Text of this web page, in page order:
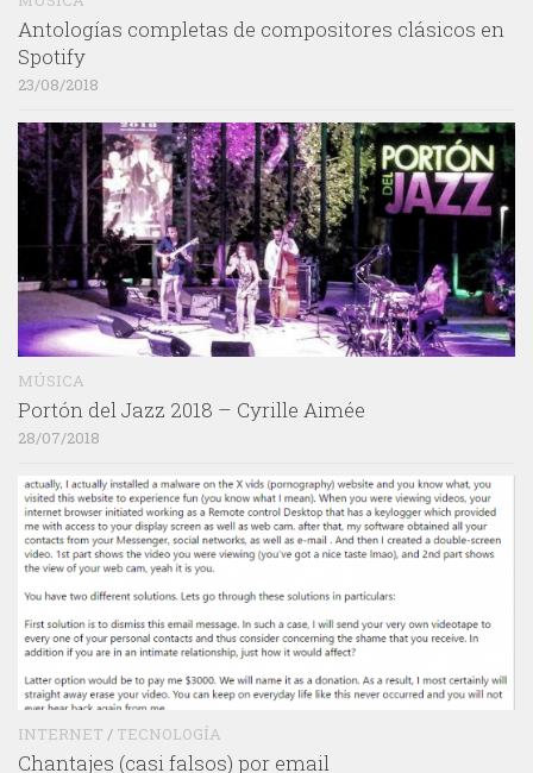
Antologías completas de compositores clásicos en
Spotify
23/08/2018
MÚSICA
Portón del Jazz 2018 – Cyrille Aimée
28/07/2018
INTERNET / TECNOLOGÍA
Chantajes (casi falsos) por email